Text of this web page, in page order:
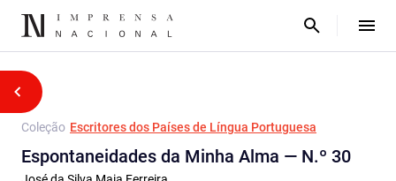
Coleção Escritores dos Países de Língua Portuguesa
Espontaneidades da Minha Alma — N.º 30